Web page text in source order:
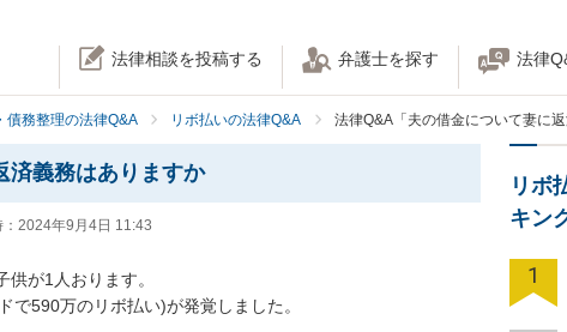
法律相談を投稿する 弁護士を探す 法律
債務整理の法律Q&A リボ払いの法律Q&A 法律Q&A「夫の借金について妻に返
済義務はありますか
2024年9月4日 11:43
が1人おります。
で590万のリボ払い)が発覚しました。
リボ
キン
1